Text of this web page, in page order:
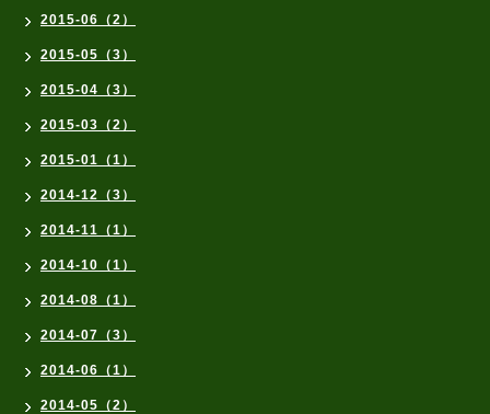
2015-06（2）
2015-05（3）
2015-04（3）
2015-03（2）
2015-01（1）
2014-12（3）
2014-11（1）
2014-10（1）
2014-08（1）
2014-07（3）
2014-06（1）
2014-05（2）